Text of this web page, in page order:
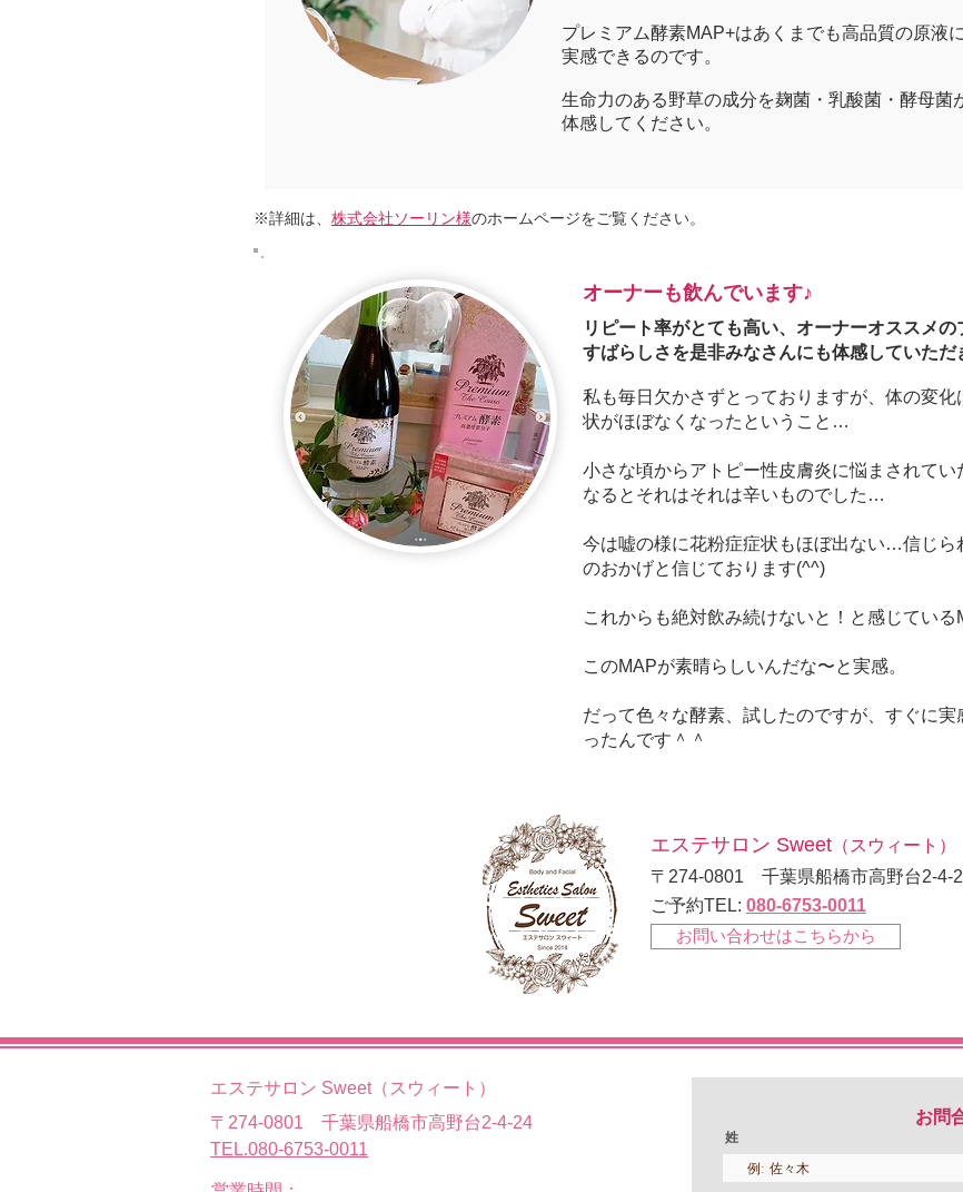
プレミアム酵素MAP+はあくまでも高品質の原液
実感できるのです。
生命力のある野草の成分を麹菌・乳酸菌・酵母菌
体感してください。
※詳細は、 株式会社ソーリン様のホームページをご覧ください。
オーナーも飲んでいます♪
リピート率がとても高い、オーナーオススメ
すばらしさを是非みなさんにも体感していただ
私も毎日欠かさずとっておりますが、 体の変
状 がほぼなくなったということ…
小さな頃からアトピー性皮膚炎に悩まさ れて
なると それはそれは辛いものでした…
今は嘘の様に花粉症症状もほぼ出ない… 信じ
の おかげと信じております(^^)
これからも絶対飲み続けないと！ と感じている
このMAPが素晴らしいんだな〜と実感。
だって色々な酵素、試したのですが、 すぐに
ったんです＾＾
エステサロン Sweet （スウィート）
〒274-0801 千葉県船橋市高野台2-4-
ご予約TEL: 080-6753-0011
お問い合わせはこちらから
エステサロン Sweet（スウィート）
〒274-0801 千葉県船橋市高野台2-4-24
TEL.080-6753-0011
お問
姓